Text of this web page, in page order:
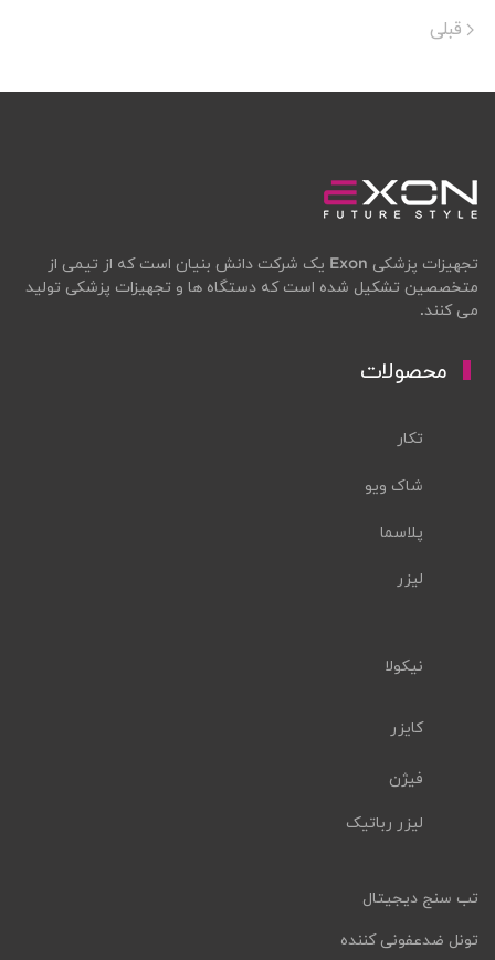
قبلی
تجهیزات پزشکی Exon یک شرکت دانش بنیان است که از تیمی از
متخصصین تشکیل شده است که دستگاه ها و تجهیزات پزشکی تولید
می کنند.
محصولات
تکار
شاک ویو
پلاسما
لیزر
نیکولا
کایزر
فیژن
لیزر رباتیک
تب سنج دیجیتال
تونل ضدعفونی کننده